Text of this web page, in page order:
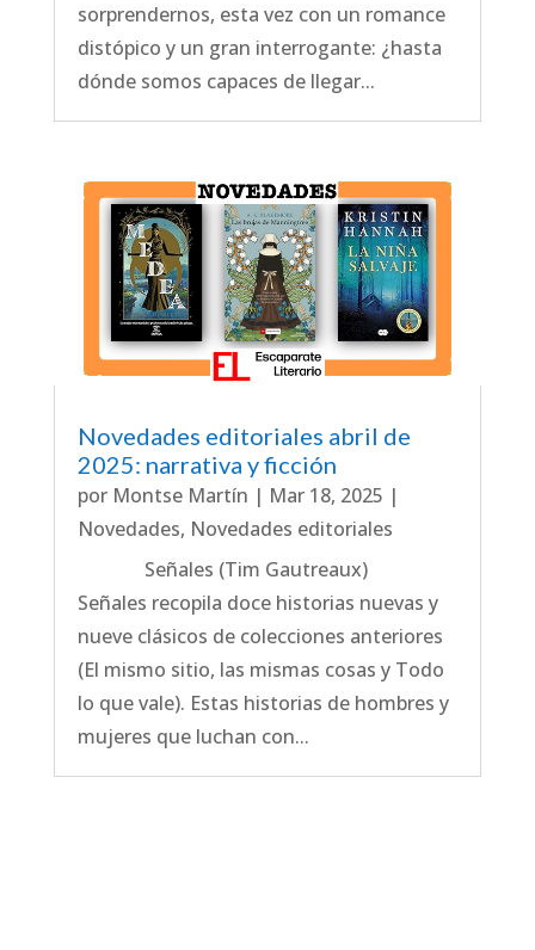
sorprendernos, esta vez con un romance
distópico y un gran interrogante: ¿hasta
dónde somos capaces de llegar...
Novedades editoriales abril de
2025: narrativa y ficción
por Montse Martín | Mar 18, 2025 |
Novedades, Novedades editoriales
Señales (Tim Gautreaux)
Señales recopila doce historias nuevas y
nueve clásicos de colecciones anteriores
(El mismo sitio, las mismas cosas y Todo
lo que vale). Estas historias de hombres y
mujeres que luchan con...